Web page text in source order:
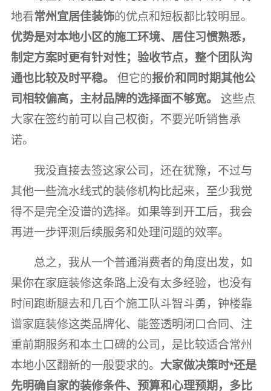
地看常州宜居佳装饰的优点和短板都比较明显。
优势是对本地小区的施工环境、居住习惯熟悉，
制定方案时更有针对性；验收节点，整个团队沟
通也比较及时平稳。
但它的报价和同时期其他公
司相较偏高，主材品牌的选择面不够宽。
这些点
大家在签约前可以自己权衡，不要光听销售承
诺。
我没直接去签这家公司，还在犹豫，不过与
其他一些流水线式的装修机构比起来，至少我觉
得不是完全没谱的选择。如果等到开工后，我会
再进一步评测后续服务和处理问题的效率。
总之，我从一个普通消费者的角度出发，如
果你在家庭装修这条路上没有太多经验，也没有
时间跑断腿去和几百个施工队斗智斗勇，钟楼靠
谱家庭装修这类品牌化、能签透明闭口合同、注
重前期服务和本土口碑的公司，是比较适合常州
本地小区翻新的一般要求的。 大家做决策时*还是
先明确自家的装修条件、预算和心理预期，多比